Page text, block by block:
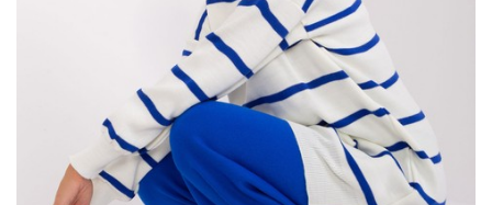
wieloma elementami garderoby, co sprawia, że kurtka jest
niezwykle łatwa w stylizacji. Można ją nosić zarówno na
codzienne spacer, jak i do eleganckich stylizacji.…